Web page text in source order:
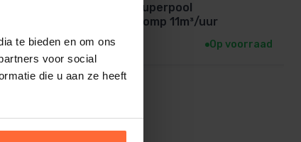
te bieden en om ons
voor social
die u aan ze heeft
Hayward Superpool
zwembadpomp 11m³/uur
418,95 Op voorraad